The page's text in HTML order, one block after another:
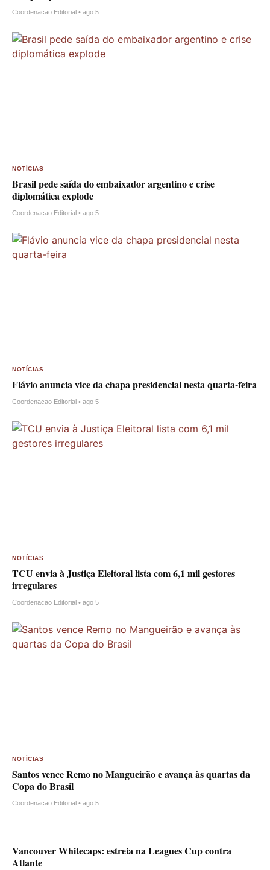
Coordenacao Editorial • ago 5
NOTÍCIAS
Brasil pede saída do embaixador argentino e crise
diplomática explode
Coordenacao Editorial • ago 5
NOTÍCIAS
Flávio anuncia vice da chapa presidencial nesta quarta-feira
Coordenacao Editorial • ago 5
NOTÍCIAS
TCU envia à Justiça Eleitoral lista com 6,1 mil gestores
irregulares
Coordenacao Editorial • ago 5
NOTÍCIAS
Santos vence Remo no Mangueirão e avança às quartas da
Copa do Brasil
Coordenacao Editorial • ago 5
Vancouver Whitecaps: estreia na Leagues Cup contra
Atlante